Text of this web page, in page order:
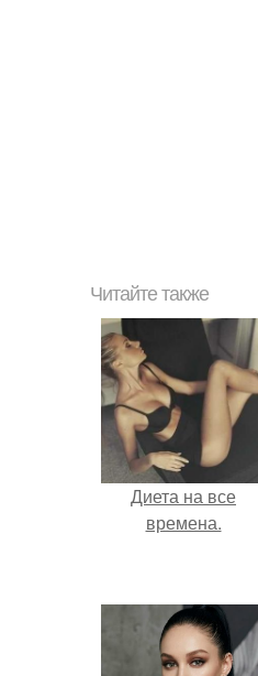
Читайте также
Диета на все
времена.